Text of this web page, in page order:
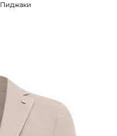
Пиджаки